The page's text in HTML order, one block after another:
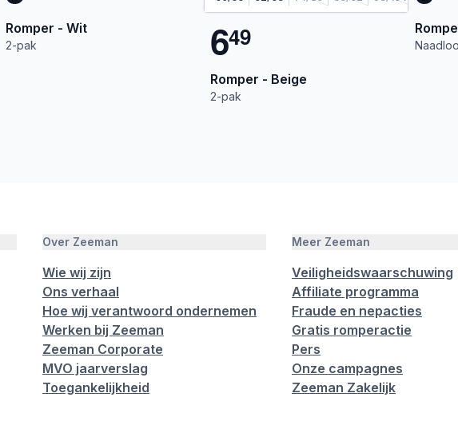
Romper - Wit
2-pak 649
Romper - Beige
2-pak
Over Zeeman
Wie wij zijn
Ons verhaal
Hoe wij verantwoord ondernemen
Werken bij Zeeman
Zeeman Corporate
MVO jaarverslag
Toegankelijkheid
Meer Zeeman
Veiligheidswaarschuwing
Affiliate programma
Fraude en nepacties
Gratis romperactie
Pers
Onze campagnes
Zeeman Zakelijk